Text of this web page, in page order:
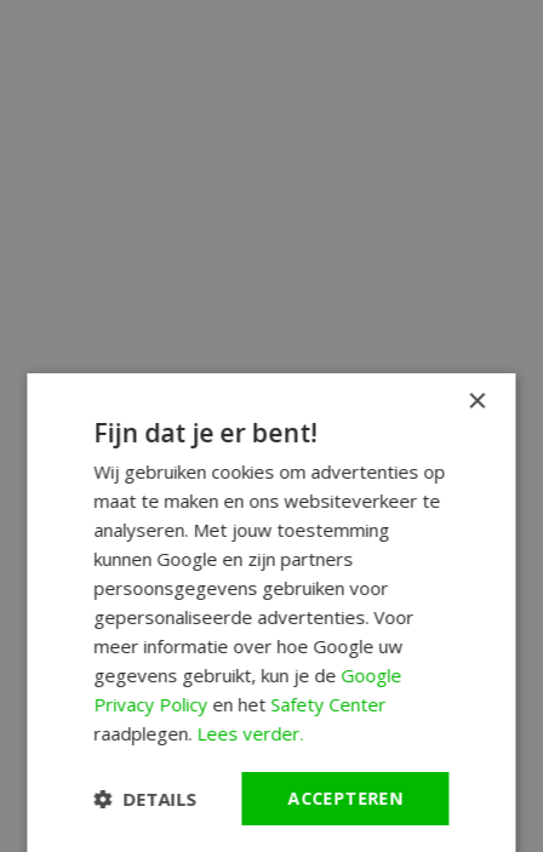
×
Fijn dat je er bent!
Wij gebruiken cookies om advertenties op
maat te maken en ons websiteverkeer te
analyseren. Met jouw toestemming
kunnen Google en zijn partners
persoonsgegevens gebruiken voor
gepersonaliseerde advertenties. Voor
meer informatie over hoe Google uw
gegevens gebruikt, kun je deGoogle
Privacy Policyen hetSafety Center
raadplegen. Lees verder.
ACCEPTEREN
DETAILS